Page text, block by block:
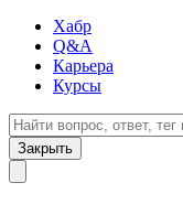
Хабр
Q&A
Карьера
Курсы
Закрыть